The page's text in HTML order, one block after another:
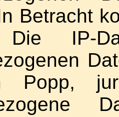
Betracht
Die IP-
Popp,